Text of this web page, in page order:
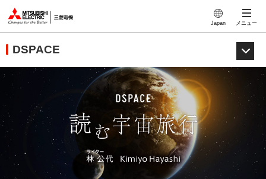
Japan メニュー
DSPACE